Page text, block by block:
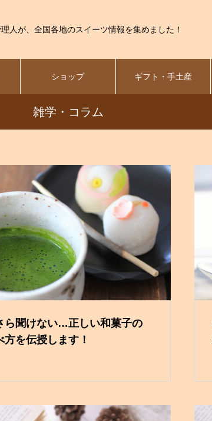
人が、全国各地のスイーツ情報を集めました！
ショップ ギフト・手土産
雑学・コラム
ら聞けない…正しい和菓子の
方を伝授します！